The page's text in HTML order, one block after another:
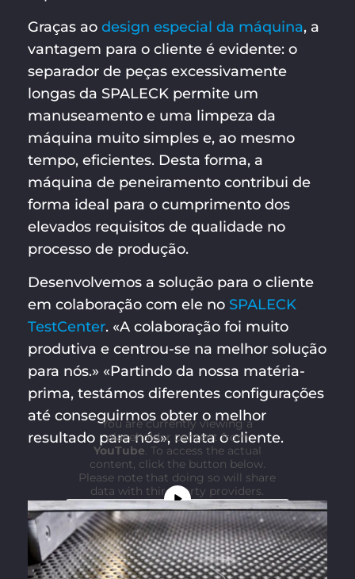
Graças ao design especial da máquina, a
vantagem para o cliente é evidente: o
separador de peças excessivamente
longas da SPALECK permite um
manuseamento e uma limpeza da
máquina muito simples e, ao mesmo
tempo, eficientes. Desta forma, a
máquina de peneiramento contribui de
forma ideal para o cumprimento dos
elevados requisitos de qualidade no
processo de produção.
Desenvolvemos a solução para o cliente
em colaboração com ele no SPALECK
TestCenter. «A colaboração foi muito
produtiva e centrou-se na melhor solução
para nós.» «Partindo da nossa matéria-
prima, testámos diferentes configurações
até conseguirmos obter o melhor
resultado para nós», relata o cliente.
You are currently viewing a
placeholder content from
YouTube. To access the actual
content, click the button below.
Please note that doing so will share
data with third-party providers.
More Information
Unblock content
Accept required service and